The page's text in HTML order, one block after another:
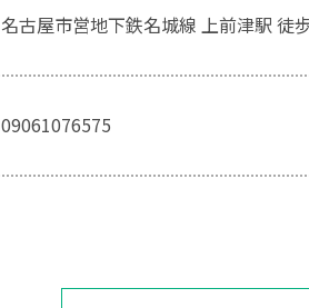
名古屋市営地下鉄名城線 上前津駅 徒
09061076575